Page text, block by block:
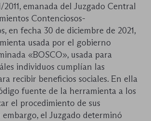
2011, emanada del Juzgado Central
Contenciosos-
en fecha 30 de diciembre de 2021,
usada por el gobierno
«BOSCO», usada para
individuos cumplían las
recibir beneficios sociales. En ella
fuente de la herramienta a los
el procedimiento de sus
embargo, el Juzgado determinó